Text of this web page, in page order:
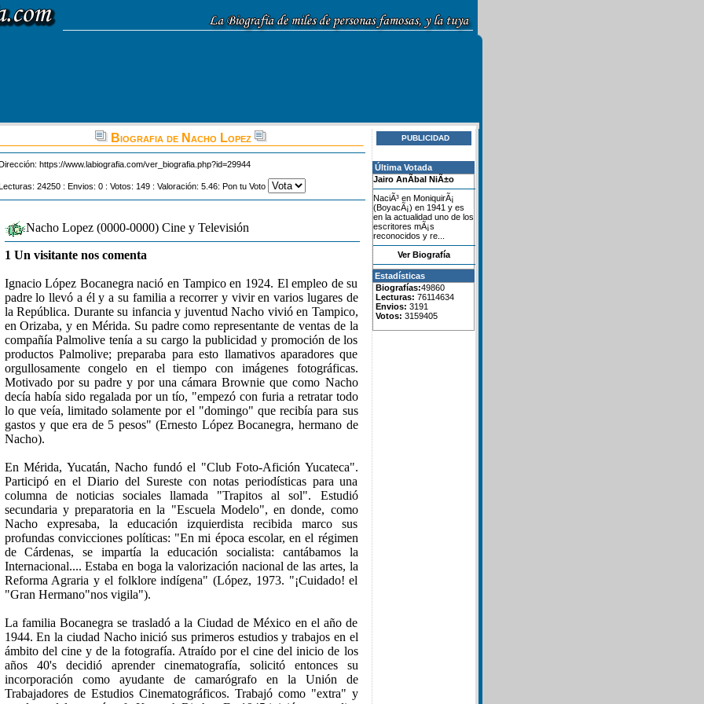
Biografia de Nacho Lopez
https://www.labiografia.com/ver_biografia.php?id=29944
24250 : Envios: 0 : Votos: 149 : Valoración: 5.46: Pon tu Voto
Nacho Lopez (0000-0000) Cine y Televisión
1 Un visitante nos comenta
Ignacio López Bocanegra nació en Tampico en 1924. El empleo de su
padre lo llevó a él y a su familia a recorrer y vivir en varios lugares de
la República. Durante su infancia y juventud Nacho vivió en Tampico,
en Orizaba, y en Mérida. Su padre como representante de ventas de la
compañía Palmolive tenía a su cargo la publicidad y promoción de los
productos Palmolive; preparaba para esto llamativos aparadores que
orgullosamente congelo en el tiempo con imágenes fotográficas.
Motivado por su padre y por una cámara Brownie que como Nacho
decía había sido regalada por un tío, "empezó con furia a retratar todo
lo que veía, limitado solamente por el "domingo" que recibía para sus
gastos y que era de 5 pesos" (Ernesto López Bocanegra, hermano de
Nacho).
En Mérida, Yucatán, Nacho fundó el "Club Foto-Afición Yucateca".
Participó en el Diario del Sureste con notas periodísticas para una
columna de noticias sociales llamada "Trapitos al sol". Estudió
secundaria y preparatoria en la "Escuela Modelo", en donde, como
Nacho expresaba, la educación izquierdista recibida marco sus
profundas convicciones políticas: "En mi época escolar, en el régimen
de Cárdenas, se impartía la educación socialista: cantábamos la
Internacional.... Estaba en boga la valorización nacional de las artes, la
Reforma Agraria y el folklore indígena" (López, 1973. "¡Cuidado! el
"Gran Hermano"nos vigila").
La familia Bocanegra se trasladó a la Ciudad de México en el año de
1944. En la ciudad Nacho inició sus primeros estudios y trabajos en el
ámbito del cine y de la fotografía. Atraído por el cine del inicio de los
años 40's decidió aprender cinematografía, solicitó entonces su
incorporación como ayudante de camarógrafo en la Unión de
Trabajadores de Estudios Cinematográficos. Trabajó como "extra" y
PUBLICIDAD
Última Votada
Jairo AnÃ­bal NiÃ±o
NaciÃ³ en MoniquirÃ¡
(BoyacÃ¡) en 1941 y es
en la actualidad uno de los
escritores mÃ¡s
reconocidos y re...
Ver Biografía
Estadísticas
Biografías:49860
Lecturas: 76114634
Envios: 3191
Votos: 3159405